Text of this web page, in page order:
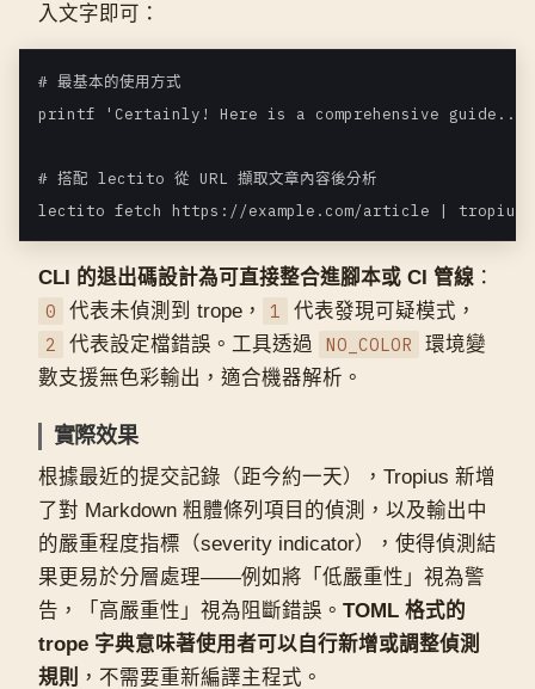
入文字即可：
# 最基本的使用方式
printf 'Certainly! Here is a comprehensive
# 搭配 lectito 從 URL 擷取文章內容後分析
CLI 的退出碼設計為可直接整合進腳本或 CI 管線 ：
0 代表未偵測到 trope， 1 代表發現可疑模式，
2 代表設定檔錯誤。工具透過 NO_COLOR
環境變
數支援無色彩輸出，適合機器解析。
實際效果
根據最近的提交記錄（距今約一天），Tropius 新增
了對 Markdown 粗體條列項目的偵測，以及輸出中
的嚴重程度指標（severity indicator），使得偵測結
果更易於分層處理——例如將「低嚴重性」視為警
告，「高嚴重性」視為阻斷錯誤。 TOML 格式的
trope 字典意味著使用者可以自行新增或調整偵測
規則
，不需要重新編譯主程式。